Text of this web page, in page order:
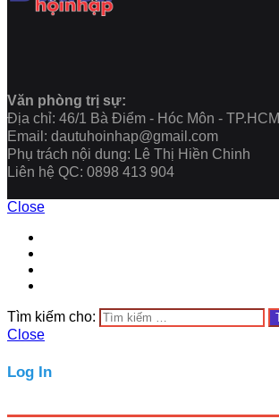
Văn phòng trị sự:
Địa chỉ: 46/1 Bà Điểm - Hóc Môn - TP.HCM
Email: dautuhoinhap@gmail.com
Phụ trách nội dung: Lê Thị Hiền Chinh
Liên hệ QC: 0898 413 904
Close
Tìm kiếm cho:
Close
Log In